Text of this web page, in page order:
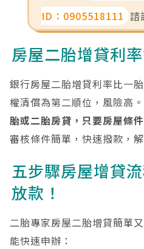
ID：0905518111 諮
房屋二胎增貸利
銀行房屋二胎增貸利率比一
權清償為第二順位，風險高。
胎或二胎房貸，只要房屋條
審核條件簡單，快速撥款，
五步驟房屋增貸
放款！
二胎專家房屋二胎增貸簡單
能快速申辦：